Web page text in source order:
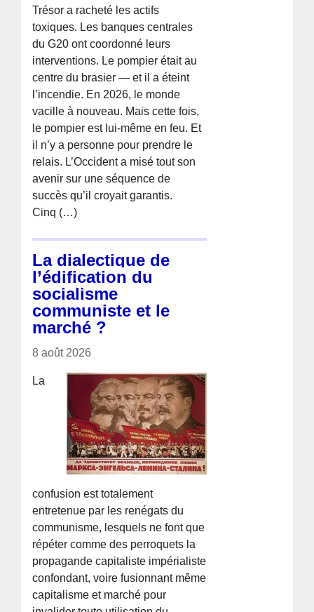
Trésor a racheté les actifs
toxiques. Les banques centrales
du G20 ont coordonné leurs
interventions. Le pompier était au
centre du brasier — et il a éteint
l’incendie. En 2026, le monde
vacille à nouveau. Mais cette fois,
le pompier est lui-même en feu. Et
il n’y a personne pour prendre le
relais. L’Occident a misé tout son
avenir sur une séquence de
succès qu’il croyait garantis.
Cinq (…)
La dialectique de
l’édification du
socialisme
communiste et le
marché ?
8 août 2026
La
confusion est totalement
entretenue par les renégats du
communisme, lesquels ne font que
répéter comme des perroquets la
propagande capitaliste impérialiste
confondant, voire fusionnant même
capitalisme et marché pour